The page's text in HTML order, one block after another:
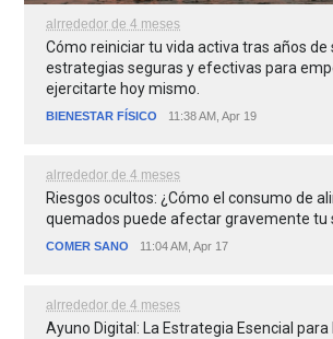
alrrededor de 4 meses
Cómo reiniciar tu vida activa tras años
estrategias seguras y efectivas para
ejercitarte hoy mismo.
BIENESTAR FÍSICO 11:38 AM, Apr 19
alrrededor de 4 meses
Riesgos ocultos: ¿Cómo el consumo de
quemados puede afectar gravemente tu
COMER SANO 11:04 AM, Apr 17
alrrededor de 4 meses
Ayuno Digital: La Estrategia Esencial